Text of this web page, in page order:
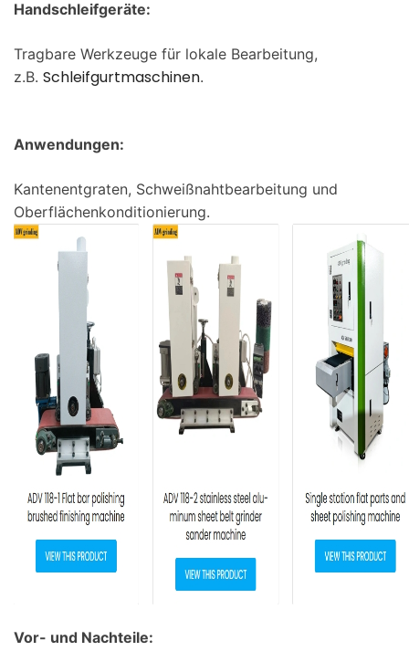
Handschleifgeräte:
Tragbare Werkzeuge für lokale Bearbeitung,
z.B. Schleifgurtmaschinen.
Anwendungen:
Kantenentgraten, Schweißnahtbearbeitung und
Oberflächenkonditionierung.
Vor- und Nachteile: